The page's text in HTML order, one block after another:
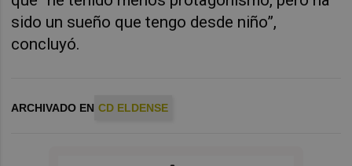
sido un sueño que tengo desde niño”,
concluyó.
ARCHIVADO EN CD ELDENSE